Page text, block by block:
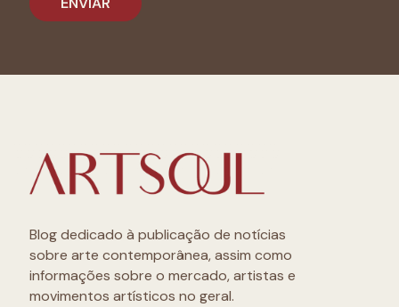
Blog dedicado à publicação de notícias
sobre arte contemporânea, assim como
informações sobre o mercado, artistas e
movimentos artísticos no geral.